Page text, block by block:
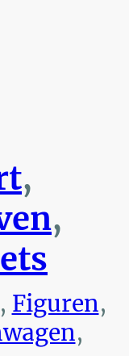
,
,
, Figuren,
,